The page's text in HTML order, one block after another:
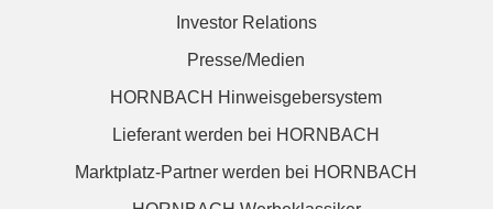
Investor Relations
Presse/Medien
HORNBACH Hinweisgebersystem
Lieferant werden bei HORNBACH
Marktplatz-Partner werden bei HORNBACH